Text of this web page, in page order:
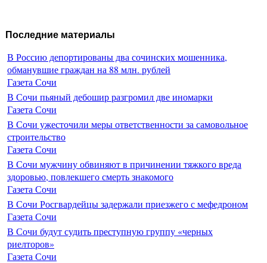
Последние материалы
В Россию депортированы два сочинских мошенника,
обманувшие граждан на 88 млн. рублей
Газета Сочи
В Сочи пьяный дебошир разгромил две иномарки
Газета Сочи
В Сочи ужесточили меры ответственности за самовольное
строительство
Газета Сочи
В Сочи мужчину обвиняют в причинении тяжкого вреда
здоровью, повлекшего смерть знакомого
Газета Сочи
В Сочи Росгвардейцы задержали приезжего с мефедроном
Газета Сочи
В Сочи будут судить преступную группу «черных
риелторов»
Газета Сочи